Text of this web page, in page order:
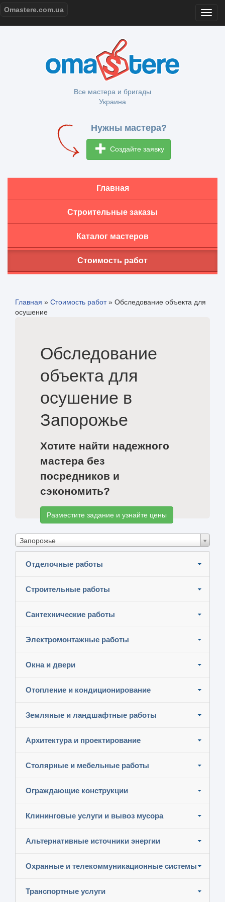
Omastere.com.ua
Все мастера и бригады
Украина
Нужны мастера?
Создайте заявку
Главная
Строительные заказы
Каталог мастеров
Стоимость работ
Главная » Стоимость работ» Обследование объекта для
осушение
Обследование
объекта для
осушение в
Запорожье
Хотите найти надежного
мастера без
посредников и
сэкономить?
Разместите задание и узнайте цены
Запорожье
Отделочные работы
Строительные работы
Сантехнические работы
Электромонтажные работы
Окна и двери
Отопление и кондиционирование
Земляные и ландшафтные работы
Архитектура и проектирование
Столярные и мебельные работы
Ограждающие конструкции
Клининговые услуги и вывоз мусора
Альтернативные источники энергии
Охранные и телекоммуникационные системы
Транспортные услуги